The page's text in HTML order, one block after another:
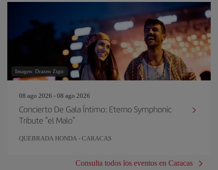
Imagen: Drazen Zigic
08 ago 2026 - 08 ago 2026
Concierto De Gala Íntimo: Eterno Symphonic
Tribute "el Malo"
QUEBRADA HONDA - CARACAS
Consulta todos los eventos en Caracas